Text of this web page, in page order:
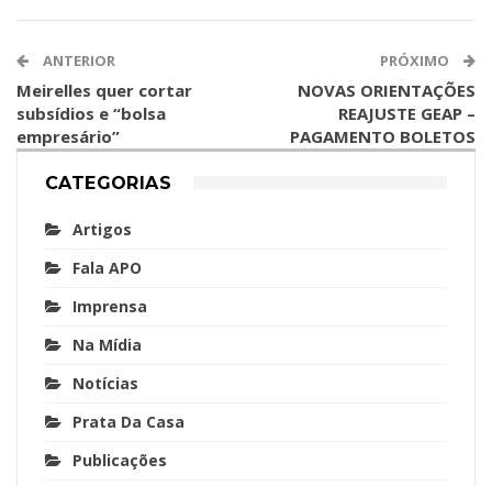
ANTERIOR
Meirelles quer cortar
subsídios e “bolsa
empresário”
PRÓXIMO
NOVAS ORIENTAÇÕES
REAJUSTE GEAP –
PAGAMENTO BOLETOS
CATEGORIAS
Artigos
Fala APO
Imprensa
Na Mídia
Notícias
Prata Da Casa
Publicações